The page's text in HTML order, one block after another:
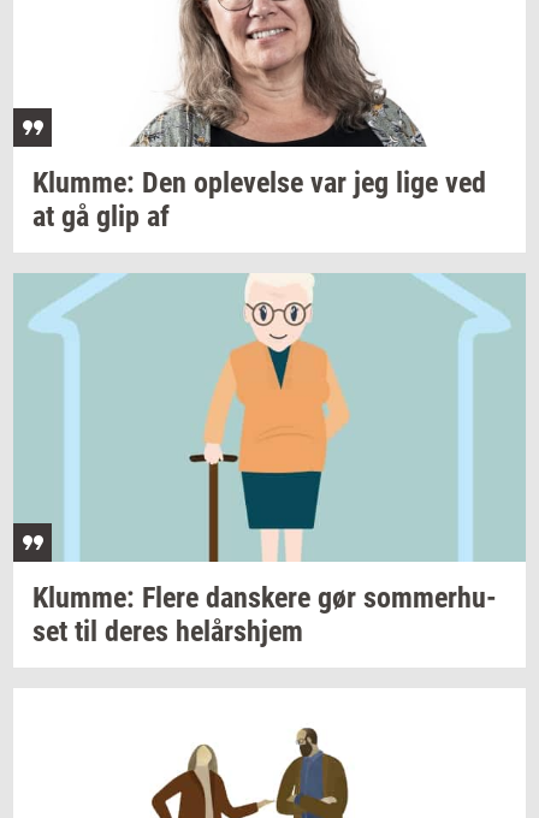
Klum­me: Den op­le­vel­se var jeg lige ved
at gå glip af
Klum­me: Flere dan­ske­re gør som­mer­hu­
set til deres helårs­hjem